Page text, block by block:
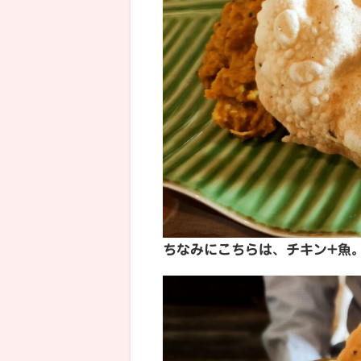
ちなみにこちらは、チキン+魚